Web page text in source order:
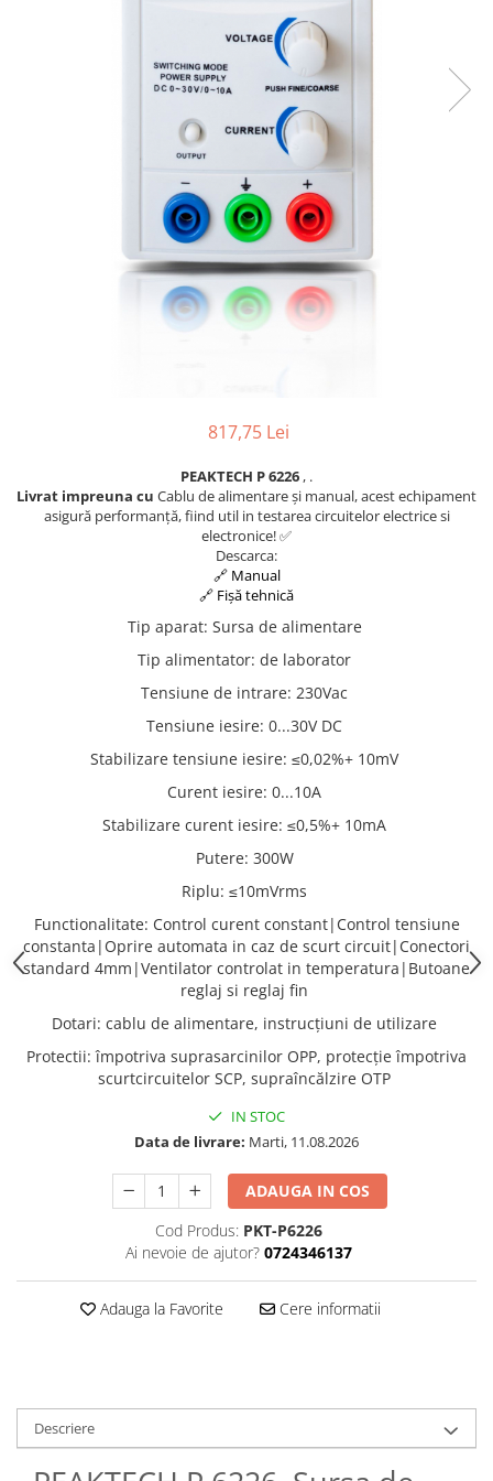
817,75 Lei
PEAKTECH P 6226 , .
Livrat impreuna cu Cablu de alimentare și manual, acest echipament
asigură performanță, fiind util in testarea circuitelor electrice si
electronice! ✅
Descarca:
🔗 Manual
🔗 Fișă tehnică
Tip aparat: Sursa de alimentare
Tip alimentator: de laborator
Tensiune de intrare: 230Vac
Tensiune iesire: 0...30V DC
Stabilizare tensiune iesire: ≤0,02%+ 10mV
Curent iesire: 0...10A
Stabilizare curent iesire: ≤0,5%+ 10mA
Putere: 300W
Riplu: ≤10mVrms
Functionalitate: Control curent constant|Control tensiune
constanta|Oprire automata in caz de scurt circuit|Conectori
standard 4mm|Ventilator controlat in temperatura|Butoane
reglaj si reglaj fin
Dotari: cablu de alimentare, instrucţiuni de utilizare
Protectii:împotriva suprasarcinilor OPP, protecţie împotriva
scurtcircuitelor SCP, supraîncălzire OTP
IN STOC
Data de livrare: Marti, 11.08.2026
ADAUGA IN COS
Cod Produs: PKT-P6226
Ai nevoie de ajutor? 0724346137
Adauga la Favorite Cere informatii
Descriere